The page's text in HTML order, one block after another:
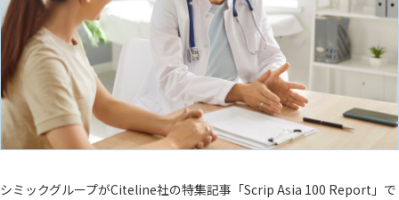
シミックグループがCiteline社の特集記事「Scrip Asia 100 Report」で